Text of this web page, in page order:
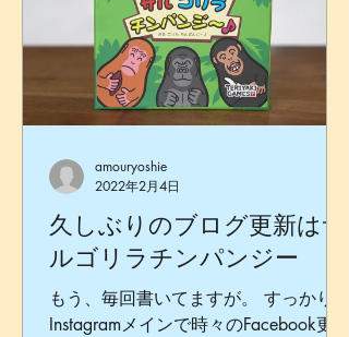
久しぶりのブログ更新はサ
ルゴリラチンパンジー
もう、毎回書いてますが。 すっかりと
Instagramメインで時々のFacebook更
amouryoshie
2022年2月4日